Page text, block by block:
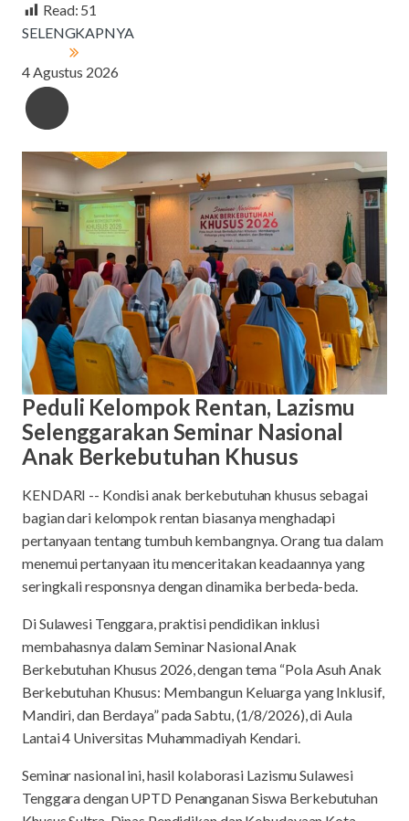
Read: 51
SELENGKAPNYA
4 Agustus 2026
Peduli Kelompok Rentan, Lazismu
Selenggarakan Seminar Nasional
Anak Berkebutuhan Khusus
KENDARI -- Kondisi anak berkebutuhan khusus sebagai
bagian dari kelompok rentan biasanya menghadapi
pertanyaan tentang tumbuh kembangnya. Orang tua dalam
menemui pertanyaan itu menceritakan keadaannya yang
seringkali responsnya dengan dinamika berbeda-beda.
Di Sulawesi Tenggara, praktisi pendidikan inklusi
membahasnya dalam Seminar Nasional Anak
Berkebutuhan Khusus 2026, dengan tema “Pola Asuh Anak
Berkebutuhan Khusus: Membangun Keluarga yang Inklusif,
Mandiri, dan Berdaya” pada Sabtu, (1/8/2026), di Aula
Lantai 4 Universitas Muhammadiyah Kendari.
Seminar nasional ini, hasil kolaborasi Lazismu Sulawesi
Tenggara dengan UPTD Penanganan Siswa Berkebutuhan